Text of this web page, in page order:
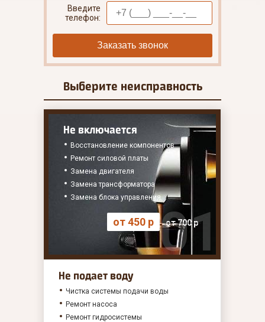
Введите
телефон:
Заказать звонок
Выберите неисправность
Не включается
Восстановление компонентов
Ремонт силовой платы
Замена двигателя
Замена трансформатора
Замена блока управления
от 450 р от 700 р
Не подает воду
Чистка системы подачи воды
Ремонт насоса
Ремонт гидросистемы